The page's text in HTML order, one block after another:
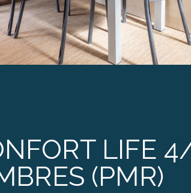
NOS OFFRES
TOURISME EN
NOUS
LIFE
(PMR)